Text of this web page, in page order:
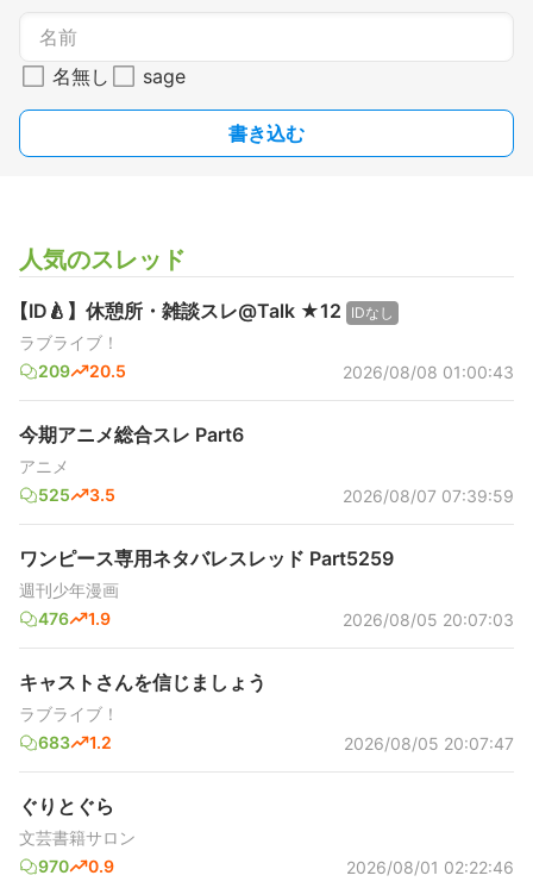
名無し sage
書き込む
人気のスレッド
【ID🍐】休憩所・雑談スレ@Talk ★12 IDなし
ラブライブ！
209
20.5 2026/08/08 01:00:43
今期アニメ総合スレ Part6
アニメ
525
3.5 2026/08/07 07:39:59
ワンピース専用ネタバレスレッド Part5259
週刊少年漫画
476
1.9 2026/08/05 20:07:03
キャストさんを信じましょう
ラブライブ！
683
1.2 2026/08/05 20:07:47
ぐりとぐら
文芸書籍サロン
970
0.9 2026/08/01 02:22:46